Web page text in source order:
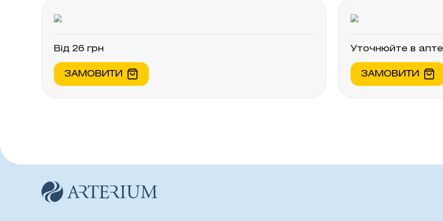
Від 26 грн
ЗАМОВИТИ
Уточнюйте в
ЗАМОВИТИ